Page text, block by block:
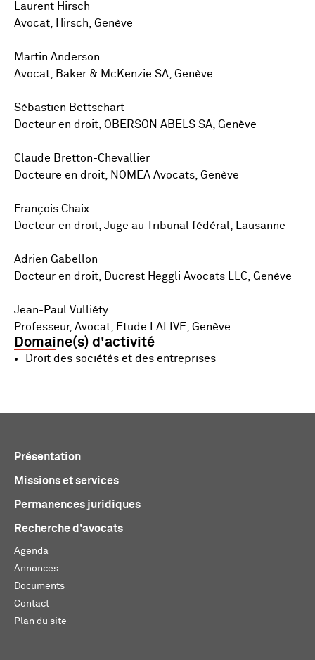
Laurent Hirsch
Avocat, Hirsch, Genève
Martin Anderson
Avocat, Baker & McKenzie SA, Genève
Sébastien Bettschart
Docteur en droit, OBERSON ABELS SA, Genève
Claude Bretton-Chevallier
Docteure en droit, NOMEA Avocats, Genève
François Chaix
Docteur en droit, Juge au Tribunal fédéral, Lausanne
Adrien Gabellon
Docteur en droit, Ducrest Heggli Avocats LLC, Genève
Jean-Paul Vulliéty
Professeur, Avocat, Etude LALIVE, Genève
Domaine(s) d'activité
Droit des sociétés et des entreprises
Présentation
Missions et services
Permanences juridiques
Recherche d'avocats
Agenda
Annonces
Documents
Contact
Plan du site